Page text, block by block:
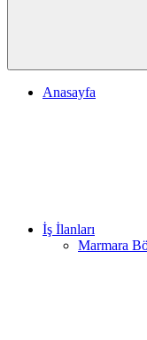
Anasayfa
İş İlanları
Marmara